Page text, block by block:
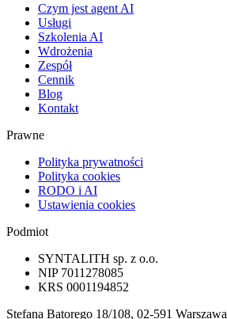
Czym jest agent AI
Usługi
Szkolenia AI
Wdrożenia
Zespół
Cennik
Blog
Kontakt
Prawne
Polityka prywatności
Polityka cookies
RODO i AI
Ustawienia cookies
Podmiot
SYNTALITH sp. z o.o.
NIP 7011278085
KRS 0001194852
Stefana Batorego 18/108, 02-591 Warszawa